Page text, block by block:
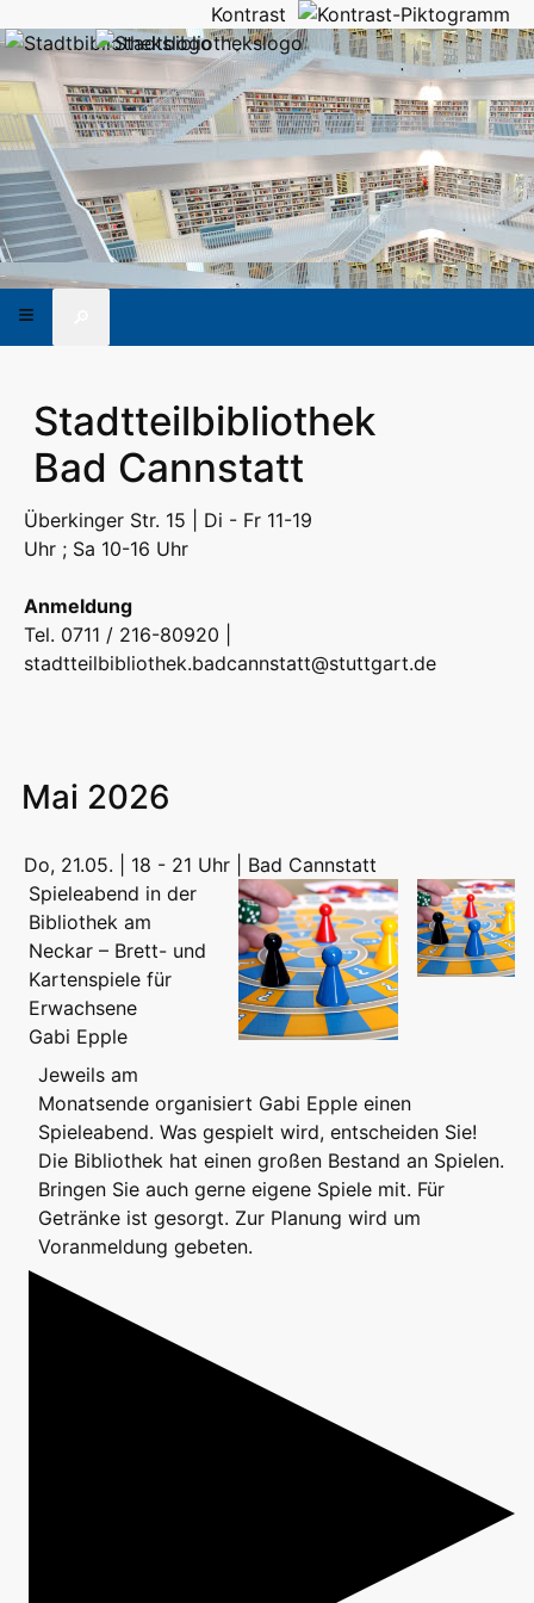
Kontrast
Stadtteilbibliothek
Bad Cannstatt
Überkinger Str. 15 | Di - Fr 11-19
Uhr ; Sa 10-16 Uhr
Anmeldung
Tel. 0711 / 216-80920 |
stadtteilbibliothek.badcannstatt@stuttgart.de
Mai 2026
Do, 21.05. | 18 - 21 Uhr | Bad Cannstatt
Spieleabend in der
Bibliothek am
Neckar – Brett- und
Kartenspiele für
Erwachsene
Gabi Epple
Jeweils am
Monatsende organisiert Gabi Epple einen
Spieleabend. Was gespielt wird, entscheiden Sie!
Die Bibliothek hat einen großen Bestand an Spielen.
Bringen Sie auch gerne eigene Spiele mit. Für
Getränke ist gesorgt. Zur Planung wird um
Voranmeldung gebeten.